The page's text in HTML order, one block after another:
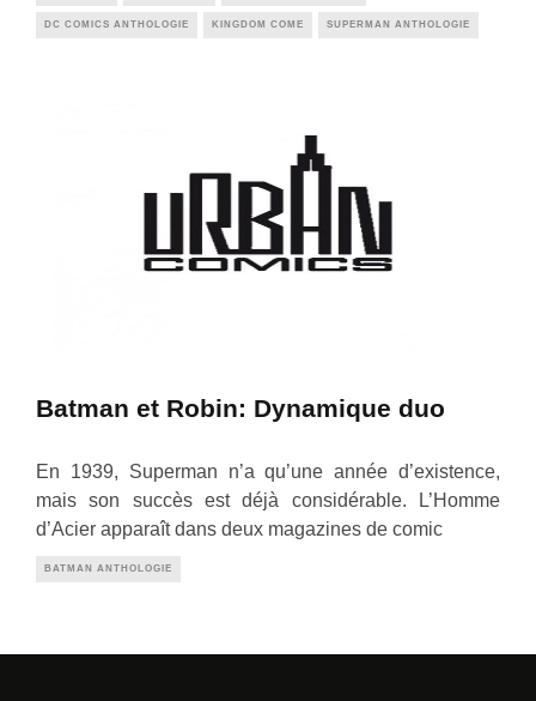
DC COMICS ANTHOLOGIE KINGDOM COME SUPERMAN ANTHOLOGIE
Batman et Robin: Dynamique duo
En 1939, Superman n’a qu’une année d’existence,
mais son succès est déjà considérable. L’Homme
d’Acier apparaît dans deux magazines de comic
BATMAN ANTHOLOGIE